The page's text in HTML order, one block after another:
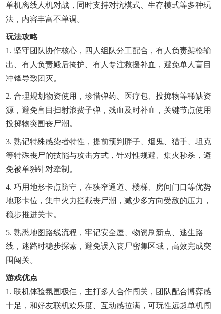
单机离线人机对战，同时支持对抗模式、生存模式等多种玩
法，内容丰富不单调。
玩法攻略
1. 坚守团队协作核心，四人组队分工配合，有人负责架枪输
出、有人负责殿后掩护、有人专注救援补血，避免单人盲目
冲锋导致团灭。
2. 合理规划物资使用，珍惜弹药、医疗包、投掷物等稀缺资
源，避免盲目扫射浪费子弹，残血及时补血，关键节点使用
投掷物突围丧尸潮。
3. 熟记特殊感染者特性，提前预判胖子、烟鬼、猎手、坦克
等特殊丧尸的技能与攻击方式，针对性规避、集火秒杀，避
免被单独针对牵制。
4. 巧用地形卡点防守，在狭窄通道、楼梯、房间门口等优势
地形卡位，集中火力拦截丧尸潮，减少多方向受敌的压力，
稳步推进关卡。
5. 熟悉地图路线流程，牢记安全屋、物资刷新点、逃生路
线，迷路时稳步探索，避免误入丧尸密集区域，高效完成突
围闯关。
游戏优点
1. 联机体验氛围极佳，主打多人合作闯关，团队配合博弈感
十足，和好友联机欢乐度、互动感拉满，可玩性远超单机闯